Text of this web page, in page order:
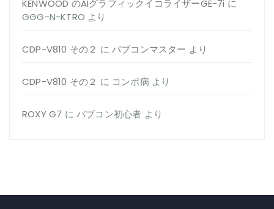
KENWOOD のAIグラフィックイコライザーGE-7i に
GGG-N-KTRO より
CDP-V810 その２ にバブコンマスター より
CDP-V810 その２ に コンポ病 より
ROXY G7 にバブコン初心者 より